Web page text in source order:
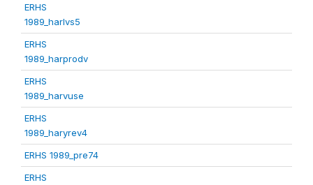
ERHS
1989_harlvs5
ERHS
1989_harprodv
ERHS
1989_harvuse
ERHS
1989_haryrev4
ERHS 1989_pre74
ERHS